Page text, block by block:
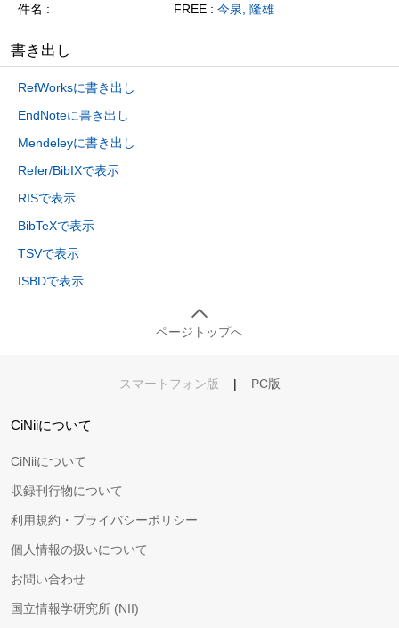
件名 FREE : 今泉, 隆雄
書き出し
RefWorksに書き出し
EndNoteに書き出し
Mendeleyに書き出し
Refer/BibIXで表示
RISで表示
BibTeXで表示
TSVで表示
ISBDで表示
ページトップへ
スマートフォン版 | PC版
CiNiiについて
CiNiiについて
収録刊行物について
利用規約・プライバシーポリシー
個人情報の扱いについて
お問い合わせ
国立情報学研究所 (NII)